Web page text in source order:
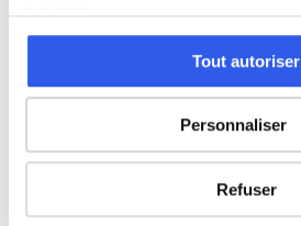
Tout autoriser
Personnaliser
Refuser
Campus Ozanam